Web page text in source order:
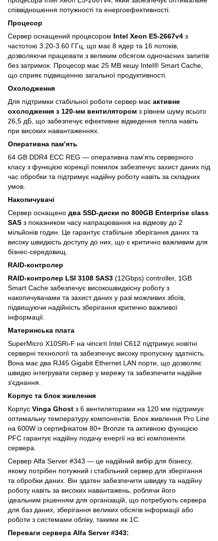
співвідношення потужності та енергоефективності.
Процесор
Сервер оснащений процесором Intel Xeon E5-2667v4 з
частотою 3.20-3.60 ГГц, що має 8 ядер та 16 потоків,
дозволяючи працювати з великим обсягом одночасних запитів
без затримок. Процесор має 25 MB кешу Intel® Smart Cache,
що сприяє підвищенню загальної продуктивності.
Охолодження
Для підтримки стабільної роботи сервер має активне
охолодження з 120-мм вентилятором з рівнем шуму всього
26,5 дБ, що забезпечує ефективне відведення тепла навіть
при високих навантаженнях.
Оперативна пам’ять
64 GB DDR4 ECC REG — оперативна пам'ять серверного
класу з функцією корекції помилок забезпечує захист даних під
час обробки та підтримує надійну роботу навіть за складних
умов.
Накопичувачі
Сервер оснащено два SSD-диски по 800GB Enterprise class
SAS з показником часу напрацювання на відмову до 2
мільйонів годин. Це гарантує стабільне зберігання даних та
високу швидкість доступу до них, що є критично важливим для
бізнес-середовищ.
RAID-контролер
RAID-контролер LSI 3108 SAS3 (12Gbps) controller, 1GB
Smart Cache забезпечує високошвидкісну роботу з
накопичувачами та захист даних у разі можливих збоїв,
підвищуючи надійність зберігання критично важливої ​​
інформації.
Материнська плата
SuperMicro X10SRi-F на чіпсеті Intel C612 підтримує новітні
серверні технології та забезпечує високу пропускну здатність.
Вона має два RJ45 Gigabit Ethernet LAN порти, що дозволяє
швидко інтегрувати сервер у мережу та забезпечити надійне
з'єднання.
Корпус та блок живлення
Корпус Vinga Ghost з 6 вентиляторами на 120 мм підтримує
оптимальну температуру компонентів. Блок живлення Pro Line
на 600W із сертифікатом 80+ Bronze та активною функцією
PFC гарантує надійну подачу енергії на всі компоненти
сервера.
Сервер Alfa Server #343 — це надійний вибір для бізнесу,
якому потрібен потужний і стабільний сервер для зберігання
та обробки даних. Він здатен забезпечити швидку та надійну
роботу навіть за високих навантажень, роблячи його
ідеальним рішенням для організацій, що потребують сервера
для баз даних, зберігання великих обсягів інформації або
роботи з системами обліку, такими як 1С.
Переваги сервера Alfa Server #343: